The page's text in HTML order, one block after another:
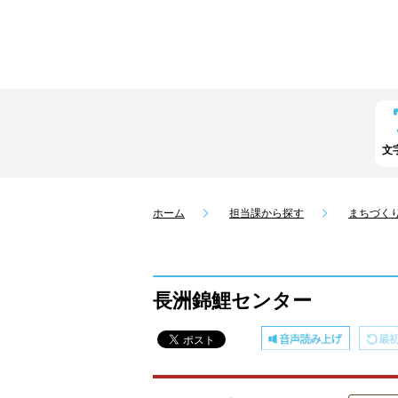
文
ホーム 担当課から探す まちづく
長洲錦鯉センター